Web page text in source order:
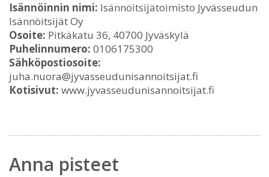
Isännöinnin nimi: Isännöitsijätoimisto Jyvässeudun
Isännöitsijät Oy
Osoite: Pitkäkatu 36, 40700 Jyväskylä
Puhelinnumero: 0106175300
Sähköpostiosoite:
juha.nuora@jyvasseudunisannoitsijat.fi
Kotisivut: www.jyvasseudunisannoitsijat.fi
Anna pisteet